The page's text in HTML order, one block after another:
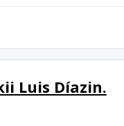
Luis Díazin.